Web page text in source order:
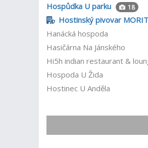
Hospůdka U parku 18
Hostinský pivovar
Hanácká hospoda
Hasičárna Na Jánského
Hi5h indian restaurant &
Hospoda U Žida
Hostinec U Anděla